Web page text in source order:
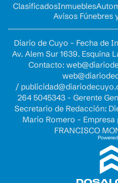
ClasificadosInmuebles
Avisos Fúnebres
Diario de Cuyo - Fecha de
Av. Alem Sur 1639. Esquina
Contacto:
/
264 5045343 - Gerente
Secretario de Redacción:
Mario Romero -
FRANCISCO